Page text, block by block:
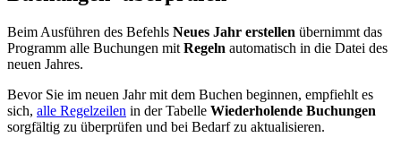
Beim Ausführen des Befehls Neues Jahr erstellen übernimmt das
Programm alle Buchungen mit Regeln automatisch in die Datei des
neuen Jahres.
Bevor Sie im neuen Jahr mit dem Buchen beginnen, empfiehlt es
sich, alle Regelzeilen in der Tabelle Wiederholende Buchungen
sorgfältig zu überprüfen und bei Bedarf zu aktualisieren.